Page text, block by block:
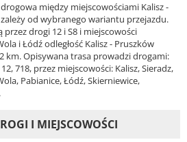
drogowa między miejscowościami Kalisz -
od wybranego wariantu przejazdu.
przez drogi 12 i S8 i miejscowości
i Łódź odległość Kalisz - Pruszków
km. Opisywana trasa prowadzi drogami:
12, 718, przez miejscowości: Kalisz, Sieradz,
Pabianice, Łódź, Skierniewice,
I MIEJSCOWOŚCI